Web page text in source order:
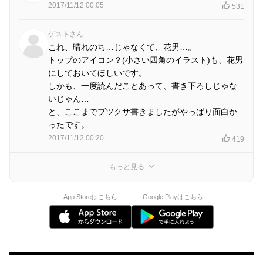
2017/11/12 00:05 531
ゲストさん
これ、晴れのち…じゃなくて、花男…。
トップのアイコン？(小さい四角のイラスト)も、花男
にしておいてほしいです。
しかも、一度読んだことあって、書き下ろしじゃな
いじゃん…
と、ここまでブツクサ書きましたがやっぱり面白か
ったです。
2017/11/12 00:20 419
もっと見る
App Storeはこちら Google Playはこちら